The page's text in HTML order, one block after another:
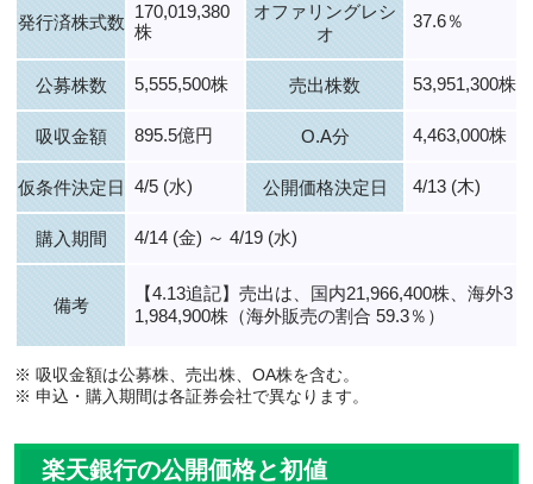
発行済株式数
170,019,380
株
オファリングレシ
オ
37.6％
公募株数 5,555,500株 売出株数 53,951,300株
吸収金額 895.5億円 O.A分 4,463,000株
仮条件決定日 4/5 (水) 公開価格決定日 4/13 (木)
購入期間 4/14 (金) ～ 4/19 (水)
備考
【4.13追記】売出は、国内21,966,400株、海外3
1,984,900株（海外販売の割合 59.3％）
※ 吸収金額は公募株、売出株、OA株を含む。
※ 申込・購入期間は各証券会社で異なります。
楽天銀行の公開価格と初値